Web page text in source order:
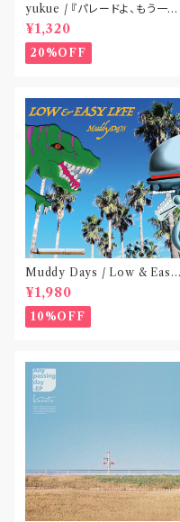
yukue / 『パレードよ、もう一度』
(TAPE)
¥1,320
20%OFF
Muddy Days / Low & Easy
Life〝東京〟
¥1,980
10%OFF